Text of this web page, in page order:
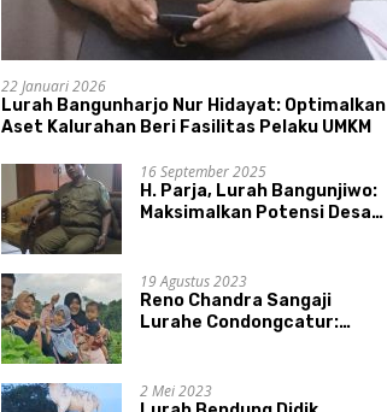
22 Januari 2026
Lurah Bangunharjo Nur Hidayat: Optimalkan
Aset Kalurahan Beri Fasilitas Pelaku UMKM
16 September 2025
H. Parja, Lurah Bangunjiwo:
Maksimalkan Potensi Desa
19 Agustus 2023
Reno Chandra Sangaji
Lurahe Condongcatur:
Masyarakat, dan Syukuri
2 Mei 2023